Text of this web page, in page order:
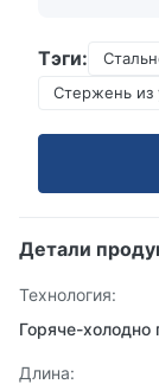
Тэги:
Стержень из
Детали
Технология:
Горяче-холодно
Длина: